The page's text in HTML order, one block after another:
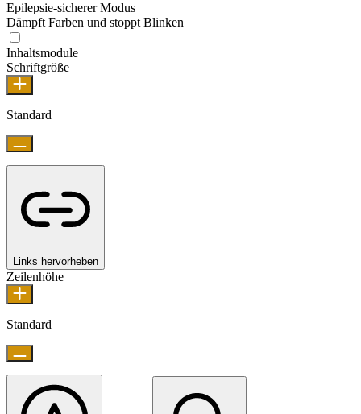
Epilepsie-sicherer Modus
Dämpft Farben und stoppt Blinken
Inhaltsmodule
Schriftgröße
Standard
Links hervorheben
Zeilenhöhe
Standard